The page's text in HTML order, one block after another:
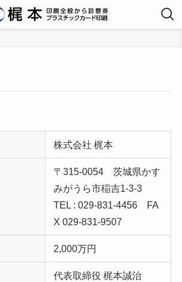
株式会社 梶本
〒315-0054 茨城県かす
みがうら市稲吉1-3-3
TEL : 029-831-4456 FA
X 029-831-9507
2,000万円
代表取締役 梶本誠治